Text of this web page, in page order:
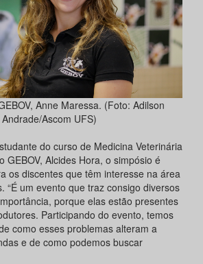
Anne Maressa. (Foto: Adilson
Andrade/Ascom UFS)
do curso de Medicina Veterinária
GEBOV, Alcides Hora, o simpósio é
os discentes que têm interesse na área
“É um evento que traz consigo diversos
porque elas estão presentes
Participando do evento, temos
como esses problemas alteram a
e de como podemos buscar